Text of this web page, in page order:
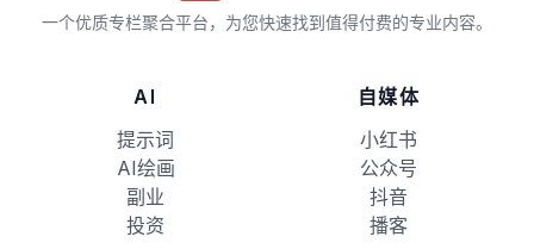
一个优质专栏聚合平台，为您快速找到值得付费的专业内容。
AI
提示词
AI绘画
副业
投资
自媒体
小红书
公众号
抖音
播客